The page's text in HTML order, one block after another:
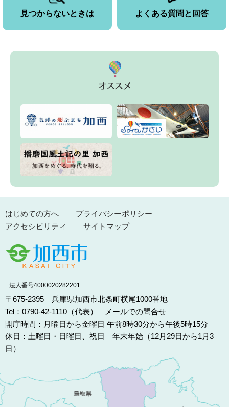
見つからないときは よくある質問と回答
はじめての方へ
プライバシーポリシー
アクセシビリティ
サイトマップ
法人番号4000020282201
〒675-2395 兵庫県加西市北条町横尾1000番地
Tel：0790-42-1110（代表）
メールでの問合せ
開庁時間：月曜日から金曜日 午前8時30分から午後5時15分
休日：土曜日・日曜日、祝日 年末年始（12月29日から1月3
日）